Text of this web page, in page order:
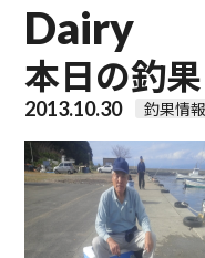
Dairy
本日の釣果
2013.10.30 釣果情報